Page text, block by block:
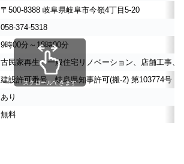
〒500-8388 岐阜県岐阜市今嶺4丁目5-20
058-374-5318
9時00分～18時00分
古民家再生、一般住宅リノベーション、店舗工事
建設許可番号 岐阜県知事許可(搬-2) 第103774号
あり
無料
スクロールできます